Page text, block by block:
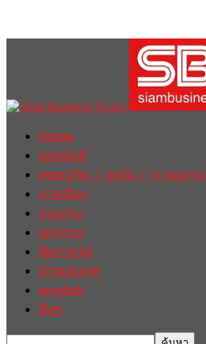
Home
ฮอตนิวส์
เศรษฐกิจ / ธุรกิจ / การตลาด
การเมือง
รายงาน
บทความ
สัมภาษณ์
ต่างประเทศ
english
อื่นๆ